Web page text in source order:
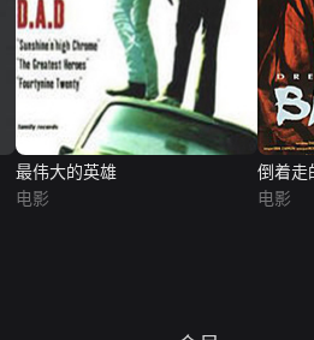
最伟大的英雄
电影
倒着走
电影